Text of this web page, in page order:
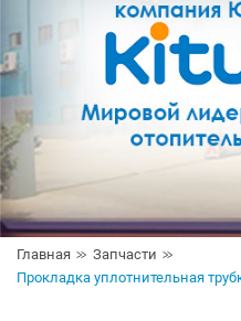
Главная
Запчасти
Прокладка уплотнительная